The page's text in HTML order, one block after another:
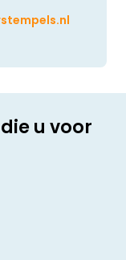
u voor